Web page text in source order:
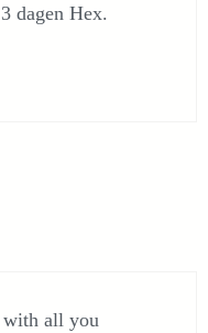
dagen Hex.
with all you